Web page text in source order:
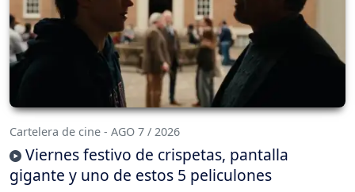
Cartelera de cine - AGO 7 / 2026
Viernes festivo de crispetas, pantalla
gigante y uno de estos 5 peliculones